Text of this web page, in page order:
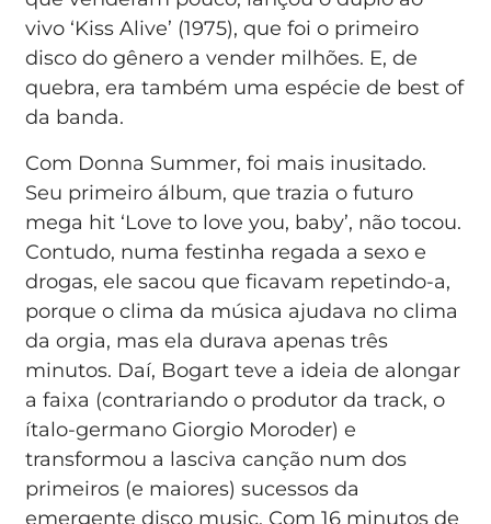
vivo ‘Kiss Alive’ (1975), que foi o primeiro
disco do gênero a vender milhões. E, de
quebra, era também uma espécie de best of
da banda.
Com Donna Summer, foi mais inusitado.
Seu primeiro álbum, que trazia o futuro
mega hit ‘Love to love you, baby’, não tocou.
Contudo, numa festinha regada a sexo e
drogas, ele sacou que ficavam repetindo-a,
porque o clima da música ajudava no clima
da orgia, mas ela durava apenas três
minutos. Daí, Bogart teve a ideia de alongar
a faixa (contrariando o produtor da track, o
ítalo-germano Giorgio Moroder) e
transformou a lasciva canção num dos
primeiros (e maiores) sucessos da
emergente disco music. Com 16 minutos de